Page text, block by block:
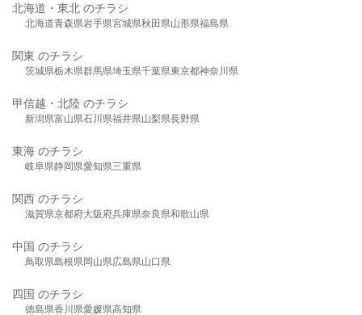
北海道・東北 のチラシ
北海道青森県岩手県宮城県秋田県山形県福島県
関東 のチラシ
茨城県栃木県群馬県埼玉県千葉県東京都神奈川県
甲信越・北陸 のチラシ
新潟県富山県石川県福井県山梨県長野県
東海 のチラシ
岐阜県静岡県愛知県三重県
関西 のチラシ
滋賀県京都府大阪府兵庫県奈良県和歌山県
中国 のチラシ
鳥取県島根県岡山県広島県山口県
四国 のチラシ
徳島県香川県愛媛県高知県